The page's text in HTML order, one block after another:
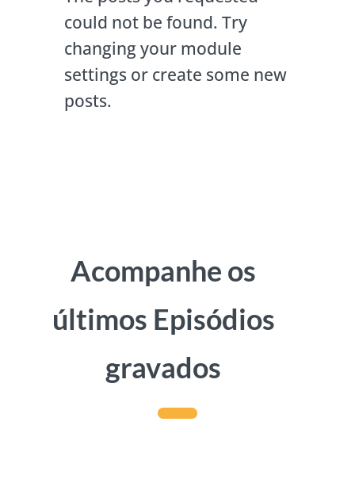
could not be found. Try
changing your module
settings or create some new
posts.
Acompanhe os
últimos Episódios
gravados